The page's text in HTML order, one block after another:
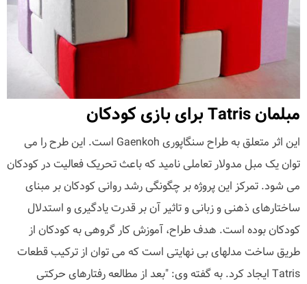
مبلمان Tatris برای بازی کودکان
این اثر متعلق به طراح سنگاپوری Gaenkoh است. این طرح را می
توان یک مبل مدولار تعاملی نامید که باعث تحریک فعالیت در کودکان
می شود. تمرکز این پروژه بر چگونگی رشد روانی کودکان بر مبنای
ساختارهای ذهنی و زبانی و تاثیر آن بر قدرت یادگیری و استدلال
کودکان بوده است. هدف طراح، آموزش کار گروهی به کودکان از
طریق ساخت مدلهای بی نهایتی است که می توان از ترکیب قطعات
Tatris ایجاد کرد. به گفته وی: "بعد از مطالعه رفتارهای حرکتی